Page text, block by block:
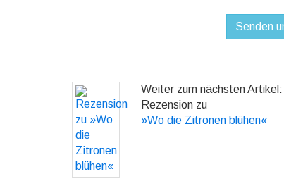
Weiter zum nächsten Artikel:
Rezension zu
»Wo die Zitronen blühen«